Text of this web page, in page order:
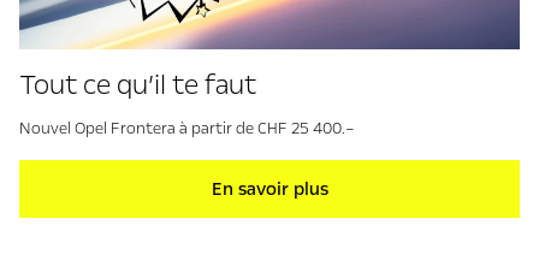
Tout ce qu’il te faut
Nouvel Opel Frontera à partir de CHF 25 400.–
En savoir plus